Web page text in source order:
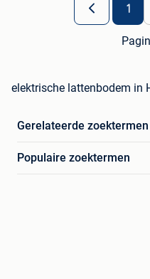
1
elektrische lattenbodem in
Gerelateerde zoektermen
Populaire zoektermen